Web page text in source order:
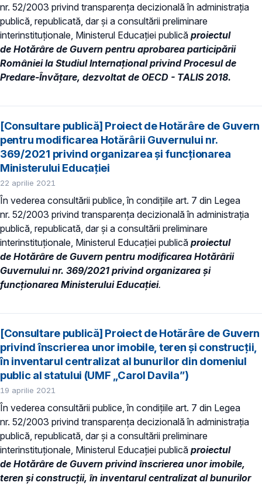
nr. 52/2003 privind transparenţa decizională în administraţia
publică, republicată, dar și a consultării preliminare
interinstituționale, Ministerul Educaţiei publică proiectul
de Hotărâre de Guvern pentru aprobarea participării
României la Studiul Internaţional privind Procesul de
Predare-Învăţare, dezvoltat de OECD - TALIS 2018.
[Consultare publică] Proiect de Hotărâre de Guvern
pentru modificarea Hotărârii Guvernului nr.
369/2021 privind organizarea şi funcționarea
Ministerului Educației
22 aprilie 2021
În vederea consultării publice, în condiţiile art. 7 din Legea
nr. 52/2003 privind transparenţa decizională în administraţia
publică, republicată, dar și a consultării preliminare
interinstituționale, Ministerul Educaţiei publică proiectul
de Hotărâre de Guvern pentru modificarea Hotărârii
Guvernului nr. 369/2021 privind organizarea şi
funcționarea Ministerului Educației.
[Consultare publică] Proiect de Hotărâre de Guvern
privind înscrierea unor imobile, teren și construcții,
în inventarul centralizat al bunurilor din domeniul
public al statului (UMF „Carol Davila”)
19 aprilie 2021
În vederea consultării publice, în condiţiile art. 7 din Legea
nr. 52/2003 privind transparenţa decizională în administraţia
publică, republicată, dar și a consultării preliminare
interinstituționale, Ministerul Educaţiei publică proiectul
de Hotărâre de Guvern privind înscrierea unor imobile,
teren și construcții, în inventarul centralizat al bunurilor